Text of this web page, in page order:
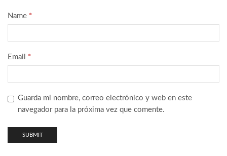
Name *
Email *
Guarda mi nombre, correo electrónico y web en este
navegador para la próxima vez que comente.